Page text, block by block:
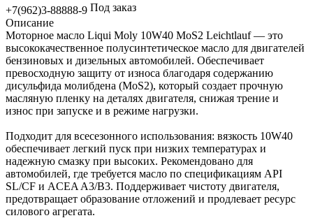
+7(962)3-88888-9 Под заказ
Описание
Моторное масло Liqui Moly 10W40 MoS2 Leichtlauf — это
высококачественное полусинтетическое масло для двигателей
бензиновых и дизельных автомобилей. Обеспечивает
превосходную защиту от износа благодаря содержанию
дисульфида молибдена (MoS2), который создает прочную
масляную пленку на деталях двигателя, снижая трение и
износ при запуске и в режиме нагрузки.
Подходит для всесезонного использования: вязкость 10W40
обеспечивает легкий пуск при низких температурах и
надежную смазку при высоких. Рекомендовано для
автомобилей, где требуется масло по спецификациям API
SL/CF и ACEA A3/B3. Поддерживает чистоту двигателя,
предотвращает образование отложений и продлевает ресурс
силового агрегата.